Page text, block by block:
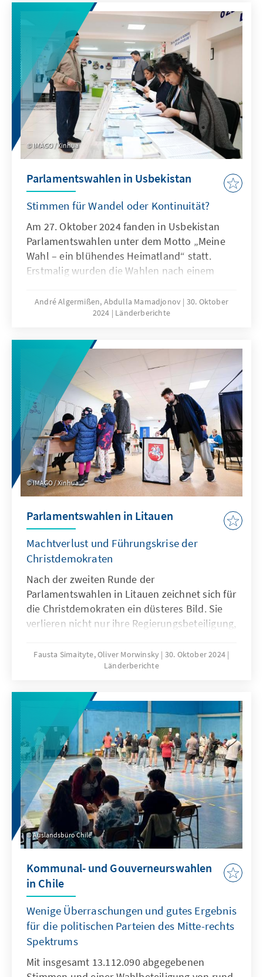
Urnen gerufen, um über die
Zusammensetzung des Parlaments (Narodno
Sabranie) zu bestimmen, da sich die Parteien
nach dem letzten Votum nicht auf eine
Regierung verständigen konnten.
IMAGO / Xinhua
Parlamentswahlen in Usbekistan
Stimmen für Wandel oder Kontinuität?
Am 27. Oktober 2024 fanden in Usbekistan
Parlamentswahlen unter dem Motto „Meine
Wahl – ein blühendes Heimatland“ statt.
Erstmalig wurden die Wahlen nach einem
das Elemente sowohl des Mehrheits- als auch
des Verhältniswahlverfahrens umfasst. Das
usbekischen Verfassung und des daraus
abgeleiteten Wahlgesetzes basiert, hat das
Potenzial, die politische Landschaft des
Landes zukünftig zu verändern. Die
Parlamentswahlen wurden erwartungsgemäß
von der Liberaldemokratischen Partei
Usbekistans (LDPU) gewonnen, die auch
zukünftig die Regierung anführen wird.
André Algermißen, Abdulla Mamadjonov 30. Oktober
2024
Länderberichte
IMAGO / Xinhua
Parlamentswahlen in Litauen
Machtverlust und Führungskrise der
Christdemokraten
Nach der zweiten Runde der
Parlamentswahlen in Litauen zeichnet sich für
die Christdemokraten ein düsteres Bild. Sie
verlieren nicht nur ihre Regierungsbeteiligung,
Vilnius und Kaunas auch ihren
Parteivorsitzenden, Gabrielius Landsbergis.
Wahlkreises vom Parteiamt zurück und legt
eine Pause ein. Die Sozialdemokraten müssen
nun mit der Mitte-links Partei “Demokraten
für Litauen” einen dritten Koalitionspartner
finden. Das wird aus verschiedenen Gründen
nicht einfach.
Fausta Simaityte, Oliver Morwinsky 30. Oktober 2024
Länderberichte
Auslandsbüro Chile
Kommunal- und Gouverneurswahlen
in Chile
Wenige Überraschungen und gutes Ergebnis
für die politischen Parteien des Mitte-rechts
Spektrums
Mit insgesamt 13.112.090 abgegebenen